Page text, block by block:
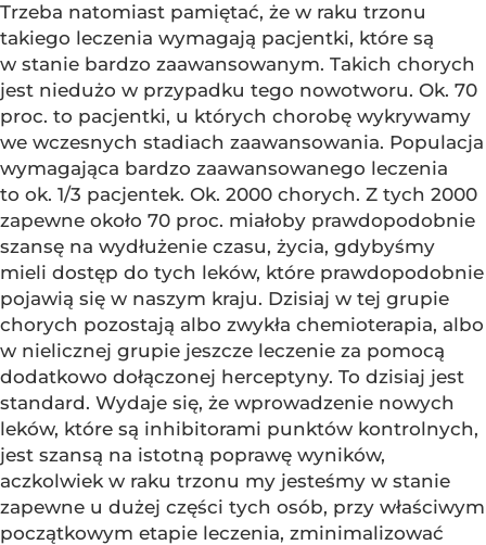
Trzeba natomiast pamiętać, że w raku trzonu
takiego leczenia wymagają pacjentki, które są
w stanie bardzo zaawansowanym. Takich chorych
jest niedużo w przypadku tego nowotworu. Ok. 70
proc. to pacjentki, u których chorobę wykrywamy
we wczesnych stadiach zaawansowania. Populacja
wymagająca bardzo zaawansowanego leczenia
to ok. 1/3 pacjentek. Ok. 2000 chorych. Z tych 2000
zapewne około 70 proc. miałoby prawdopodobnie
szansę na wydłużenie czasu, życia, gdybyśmy
mieli dostęp do tych leków, które prawdopodobnie
pojawią się w naszym kraju. Dzisiaj w tej grupie
chorych pozostają albo zwykła chemioterapia, albo
w nielicznej grupie jeszcze leczenie za pomocą
dodatkowo dołączonej herceptyny. To dzisiaj jest
standard. Wydaje się, że wprowadzenie nowych
leków, które są inhibitorami punktów kontrolnych,
jest szansą na istotną poprawę wyników,
aczkolwiek w raku trzonu my jesteśmy w stanie
zapewne u dużej części tych osób, przy właściwym
początkowym etapie leczenia, zminimalizować